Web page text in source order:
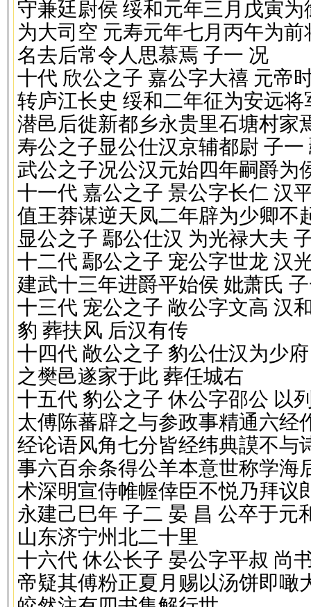
守兼廷尉侯 绥和元年三月戊寅
为大司空 元寿元年七月丙午为
名去后常令人思慕焉 子一 况
十代 欣公之子 嘉公字大禧 元帝
转庐江长史 绥和二年征为安远
潜邑后徙新都乡永贵里石塘村家
寿公之子显公仕汉京辅都尉 子一
武公之子况公汉元始四年嗣爵为
十一代 嘉公之子 景公字长仁 汉
值王莽谋逆天凤二年辟为少卿不
显公之子 鄢公仕汉 为光禄大夫
十二代 鄢公之子 宠公字世龙 汉
建武十三年进爵平始侯 妣萧氏
十三代 宠公之子 敞公字文高 汉
豹 葬扶风 后汉有传
十四代 敞公之子 豹公仕汉为少
之樊邑遂家于此 葬任城右
十五代 豹公之子 休公字邵公 以
太傅陈蕃辟之与参政事精通六经
经论语风角七分皆经纬典謨不与
事六百余条得公羊本意世称学海
术深明宣侍帷幄倖臣不悦乃拜议
永建己巳年 子二 晏 昌 公卒于元
山东济宁州北二十里
十六代 休公长子 晏公字平叔 尚
帝疑其傅粉正夏月赐以汤饼即噉